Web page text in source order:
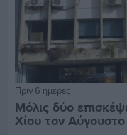
Πριν 6 ημέρες
Μόλις δύο
Χίου τον Αύγουστο